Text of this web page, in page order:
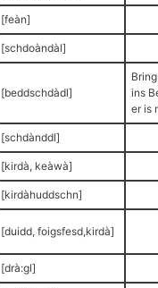
[feàn]
[schdoàndàl]
[beddschdàdl]
ins
er is
[schdànddl]
[kirdà, keàwà]
[kirdàhuddschn]
[duidd, foigsfesd,kirdà]
[drà:gl]